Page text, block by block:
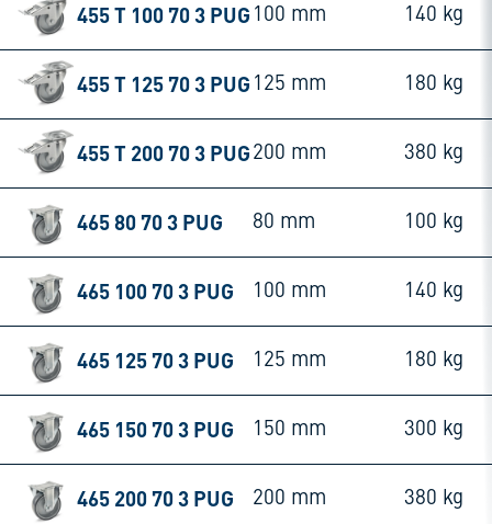
455 T 100 70 3 PUG 100 mm 140 kg
455 T 125 70 3 PUG 125 mm 180 kg
455 T 200 70 3 PUG 200 mm 380 kg
465 80 70 3 PUG 80 mm 100 kg
465 100 70 3 PUG 100 mm 140 kg
465 125 70 3 PUG 125 mm 180 kg
465 150 70 3 PUG 150 mm 300 kg
465 200 70 3 PUG 200 mm 380 kg